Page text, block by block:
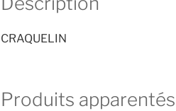
CRAQUELIN
Produits apparentés